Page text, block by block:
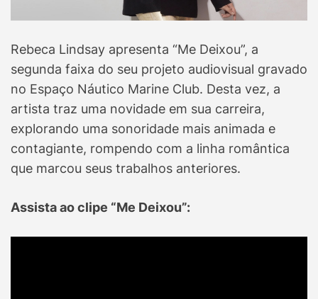
Rebeca Lindsay apresenta “Me Deixou”, a
segunda faixa do seu projeto audiovisual gravado
no Espaço Náutico Marine Club. Desta vez, a
artista traz uma novidade em sua carreira,
explorando uma sonoridade mais animada e
contagiante, rompendo com a linha romântica
que marcou seus trabalhos anteriores.
Assista ao clipe “Me Deixou”: